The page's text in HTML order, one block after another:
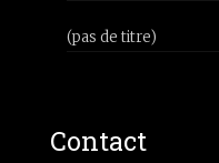
(pas de titre)
Contact